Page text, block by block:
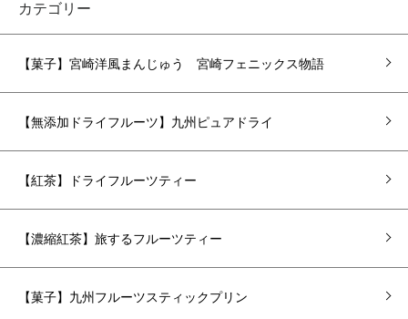
カテゴリー
【菓子】宮崎洋風まんじゅう 宮崎フェニックス物語
【無添加ドライフルーツ】九州ピュアドライ
【紅茶】ドライフルーツティー
【濃縮紅茶】旅するフルーツティー
【菓子】九州フルーツスティックプリン